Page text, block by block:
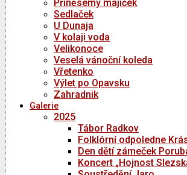
Přiněsemy majiček
Sedlaček
U Dunaja
V kolaji voda
Velikonoce
Veselá vánoční koleda
Vřetenko
Výlet po Opavsku
Zahradnik
Galerie
2025
Tábor Radkov
Folklórní odpoledne
Den dětí zámeček
Koncert „Hojnost